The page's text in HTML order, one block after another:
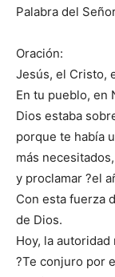
Palabra del
Oración:
Jesús, el Cristo,
En tu pueblo, en
Dios estaba
porque te había
más necesitados,
y proclamar ?el
Con esta fuerza
de Dios.
Hoy, la
?Te conjuro por